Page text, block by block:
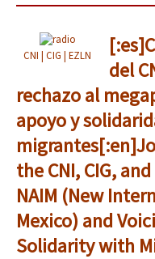
CNI | CIG | EZLN
del
rechazo al
apoyo y
the CNI, CIG,
NAIM (New
Mexico) and
Solidarity with